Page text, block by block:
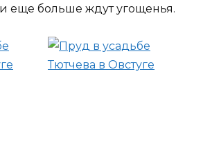
еще больше ждут угощенья.